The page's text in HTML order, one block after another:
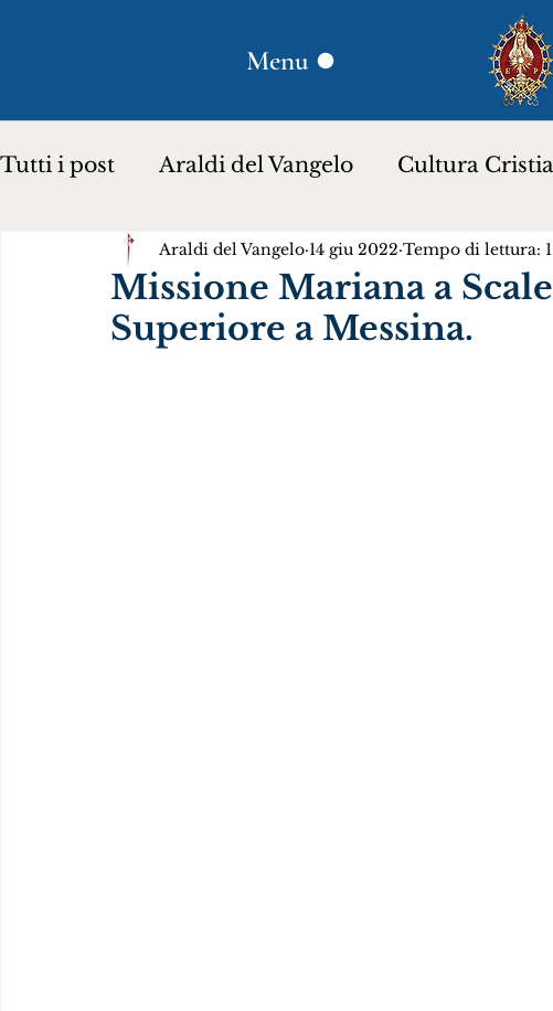
Menu
Tutti i post Araldi del Vangelo Cultura
Plinio Corrêa de Oliveira Donna Lucilia
Storia per bambini… Testimoniare
Missione Mariana a
Superiore a Messina.
Araldi del Vangelo 14 giu 2022 Tempo di lettura: